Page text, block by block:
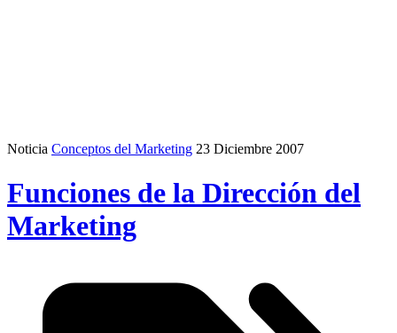
Noticia Conceptos del Marketing 23 Diciembre 2007
Funciones de la Dirección del
Marketing